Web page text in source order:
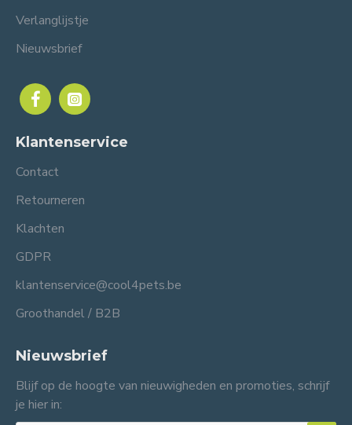
Verlanglijstje
Nieuwsbrief
Klantenservice
Contact
Retourneren
Klachten
GDPR
klantenservice@cool4pets.be
Groothandel / B2B
Nieuwsbrief
Blijf op de hoogte van nieuwigheden en promoties, schrijf
je hier in: